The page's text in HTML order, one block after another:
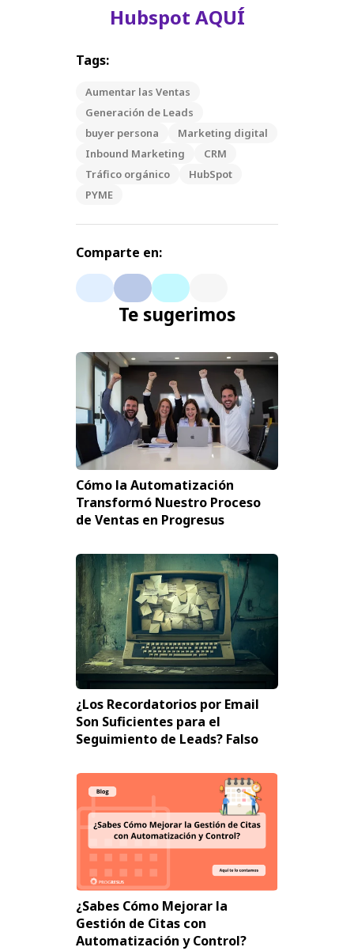
Hubspot AQUÍ
Tags:
Aumentar las Ventas
Generación de Leads
buyer persona
Marketing digital
Inbound Marketing
CRM
Tráfico orgánico
HubSpot
PYME
Comparte en:
Te sugerimos
Cómo la Automatización
Transformó Nuestro Proceso
de Ventas en Progresus
¿Los Recordatorios por Email
Son Suficientes para el
Seguimiento de Leads? Falso
¿Sabes Cómo Mejorar la
Gestión de Citas con
Automatización y Control?